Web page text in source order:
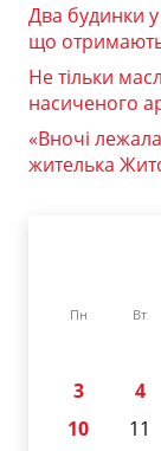
Два будинки
що
Не тільки
насиченого
«Вночі
жителька
Пн Вт
3
4
10
11